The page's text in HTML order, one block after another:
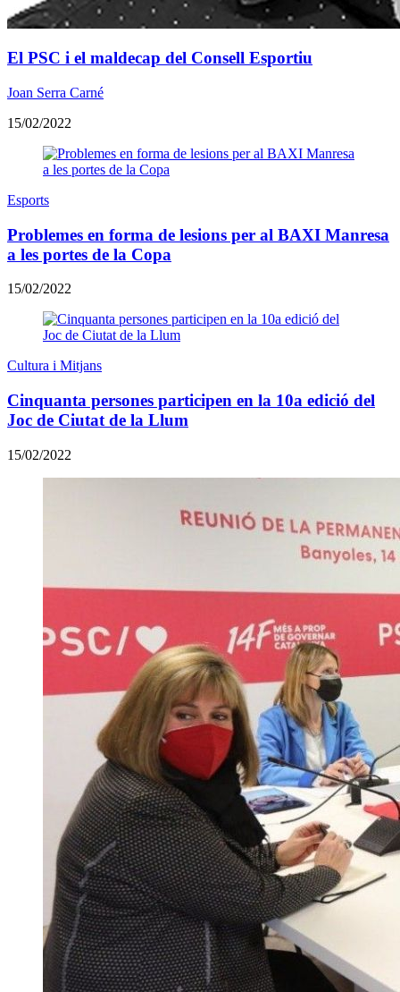
El PSC i el maldecap del Consell Esportiu
Joan Serra Carné
15/02/2022
Esports
Problemes en forma de lesions per al BAXI Manresa
a les portes de la Copa
15/02/2022
Cultura i Mitjans
Cinquanta persones participen en la 10a edició del
Joc de Ciutat de la Llum
15/02/2022